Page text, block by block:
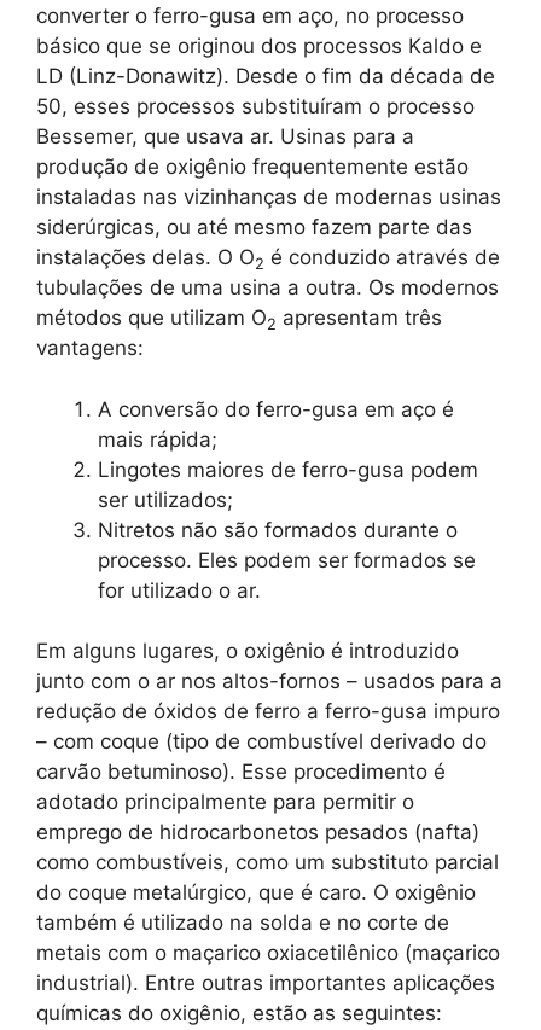
converter o ferro-gusa em aço, no processo
básico que se originou dos processos Kaldo e
LD (Linz-Donawitz). Desde o fim da década de
50, esses processos substituíram o processo
Bessemer, que usava ar. Usinas para a
produção de oxigênio frequentemente estão
instaladas nas vizinhanças de modernas usinas
siderúrgicas, ou até mesmo fazem parte das
instalações delas. O O2 é conduzido através de
tubulações de uma usina a outra. Os modernos
métodos que utilizam O2 apresentam três
vantagens:
A conversão do ferro-gusa em aço é
mais rápida;
Lingotes maiores de ferro-gusa podem
ser utilizados;
Nitretos não são formados durante o
processo. Eles podem ser formados se
for utilizado o ar.
Em alguns lugares, o oxigênio é introduzido
junto com o ar nos altos-fornos – usados para a
redução de óxidos de ferro a ferro-gusa impuro
– com coque (tipo de combustível derivado do
carvão betuminoso). Esse procedimento é
adotado principalmente para permitir o
emprego de hidrocarbonetos pesados (nafta)
como combustíveis, como um substituto parcial
do coque metalúrgico, que é caro. O oxigênio
também é utilizado na solda e no corte de
metais com o maçarico oxiacetilênico (maçarico
industrial). Entre outras importantes aplicações
químicas do oxigênio, estão as seguintes: